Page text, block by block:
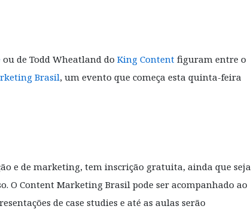
ou de Todd Wheatland do King Content figuram entre o
Brasil, um evento que começa esta quinta-feira
e de marketing, tem inscrição gratuita, ainda que seja
O Content Marketing Brasil pode ser acompanhado ao
de case studies e até as aulas serão